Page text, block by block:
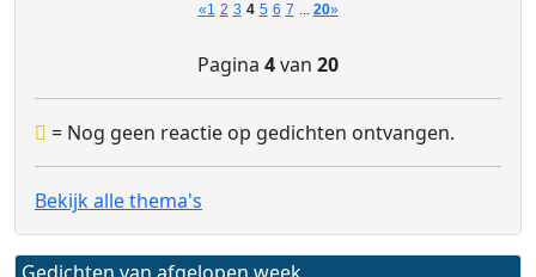
«1 2 3 4 5 6 7 ... 20»
Pagina 4van 20
= Nog geen reactie op gedichten ontvangen.
Bekijk alle thema's